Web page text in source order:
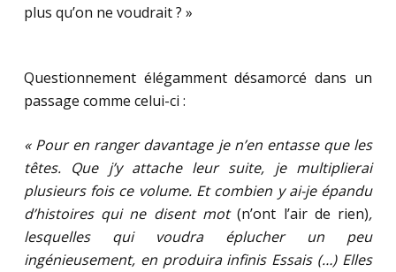
plus qu’on ne voudrait ? »
Questionnement élégamment désamorcé dans un
passage comme celui-ci :
« Pour en ranger davantage je n’en entasse que les
têtes. Que j’y attache leur suite, je multiplierai
plusieurs fois ce volume. Et combien y ai-je épandu
d’histoires qui ne disent mot(n’ont l’air de rien),
lesquelles qui voudra éplucher un peu
ingénieusement, en produira infinis Essais (…) Elles